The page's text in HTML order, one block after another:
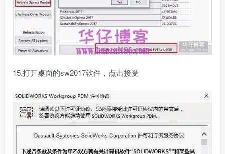
15.打开桌面的sw2017软件，点击接受